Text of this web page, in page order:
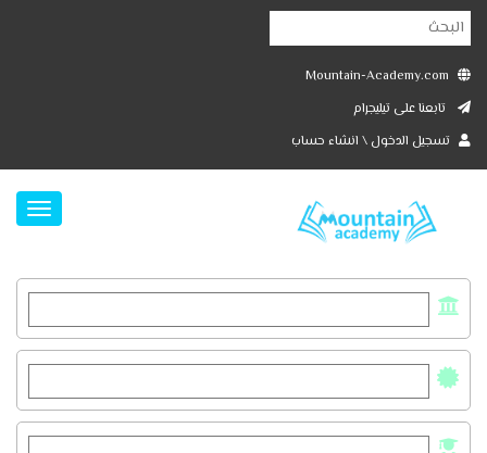
Mountain-Academy.com
تابعنا على تيليجرام
تسجيل الدخول \ انشاء حساب